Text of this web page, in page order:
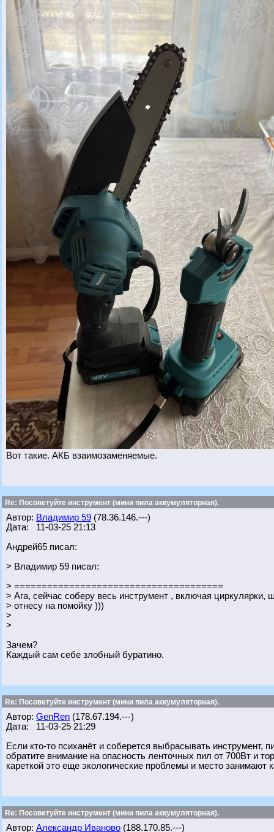
Вот такие. АКБ взаимозаменяемые.
Re: Посоветуйте инструмент (мини пила аккумуляторная).
Автор: Владимир 59 (78.36.146.---)
Дата: 11-03-25 21:13
Андрей65 писал:
> Владимир 59 писал:
> ======================================
> Ага, сейчас соберу весь инструмент , включая циркулярки,
> отнесу на помойку )))
>
>
Зачем?
Каждый сам себе злобный буратино.
Re: Посоветуйте инструмент (мини пила аккумуляторная).
Автор: GenRen (178.67.194.---)
Дата: 11-03-25 21:29
Если кто-то психанёт и соберется выбрасывать
обратите внимание на опасность ленточных пил от 700Вт и
кареткой это еще экологические проблемы и место занимают
Re: Посоветуйте инструмент (мини пила аккумуляторная).
Автор: Александр Иваново (188.170.85.---)